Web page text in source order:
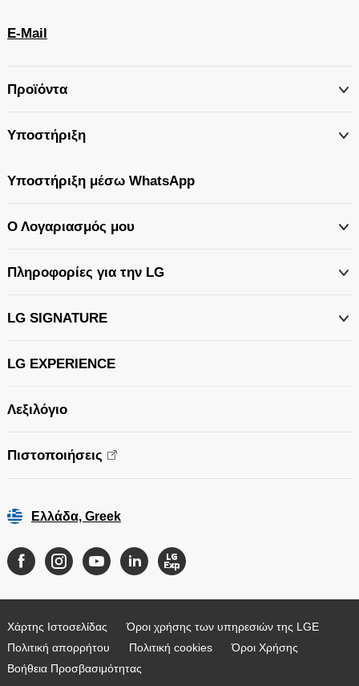
E-Mail
Προϊόντα
Υποστήριξη
Υποστήριξη μέσω WhatsApp
Ο Λογαριασμός μου
Πληροφορίες για την LG
LG SIGNATURE
LG EXPERIENCE
Λεξιλόγιο
Πιστοποιήσεις
Ελλάδα, Greek
Χάρτης Ιστοσελίδας
Όροι χρήσης των υπηρεσιών της LGE
Πολιτική απορρήτου
Πολιτική cookies
Όροι Χρήσης
Βοήθεια Προσβασιμότητας